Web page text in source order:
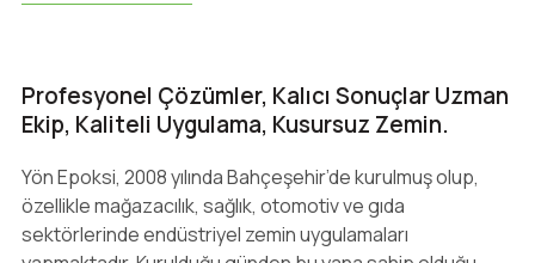
Profesyonel Çözümler, Kalıcı Sonuçlar Uzman
Ekip, Kaliteli Uygulama, Kusursuz Zemin.
Yön Epoksi, 2008 yılında Bahçeşehir’de kurulmuş olup,
özellikle mağazacılık, sağlık, otomotiv ve gıda
sektörlerinde endüstriyel zemin uygulamaları